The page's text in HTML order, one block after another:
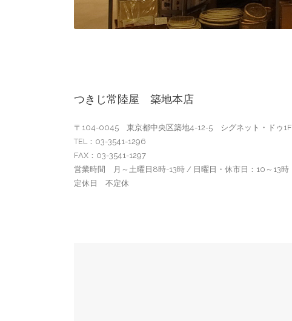
つきじ常陸屋 築地本店
〒104-0045 東京都中央区築地4-12-5 シグネット・ドゥ1F
TEL：03-3541-1296
FAX：03-3541-1297
営業時間 月～土曜日8時-13時 / 日曜日・休市日：10～13時
定休日 不定休